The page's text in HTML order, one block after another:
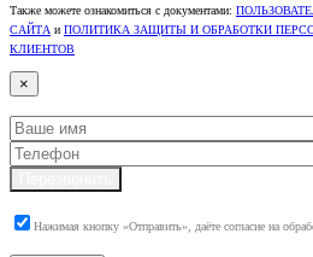
Также можете ознакомиться с документами:
САЙТА и ПОЛИТИКА ЗАЩИТЫ И ОБРАБОТКИ
КЛИЕНТОВ
×
Нажимая кнопку «Отправить», даёте согласие на